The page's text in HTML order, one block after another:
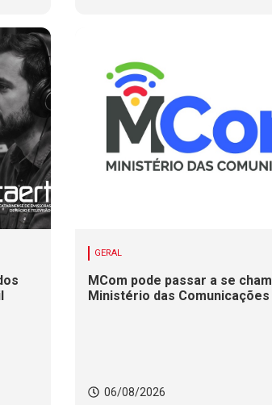
GERAL
MCom pode passar a se
Ministério das Comunicações
06/08/2026